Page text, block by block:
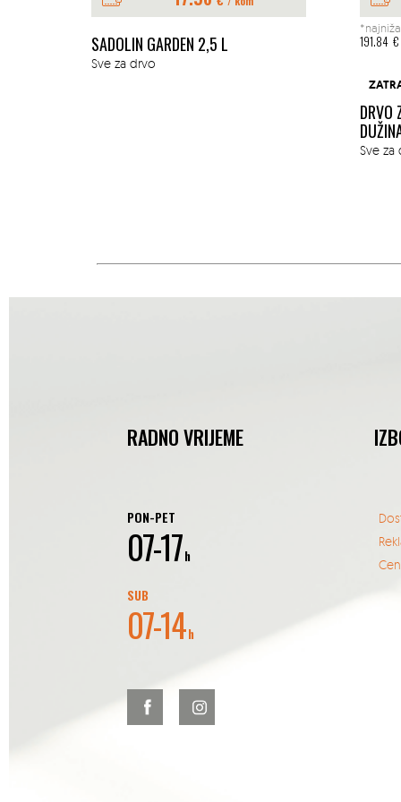
SADOLIN GARDEN 2,5 L
Sve za drvo
191.84 €
DRVO
Sve za
RADNO VRIJEME
PON-PET
07-17h
SUB
07-14h